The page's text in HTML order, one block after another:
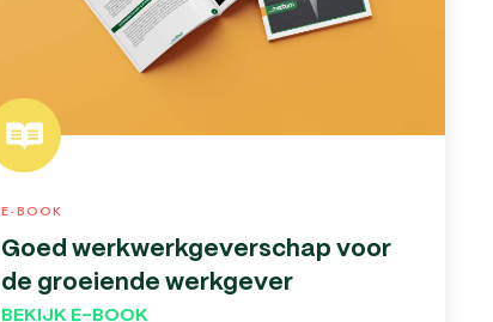
E-BOOK
Goed werkwerkgeverschap voor
de groeiende werkgever
BEKIJK E-BOOK